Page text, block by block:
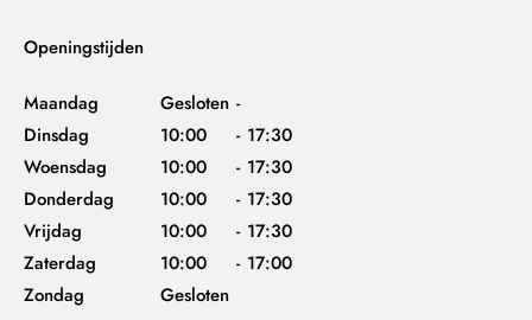
Openingstijden
Maandag Gesloten -
Dinsdag
10:00 - 17:30
Woensdag
10:00 - 17:30
Donderdag
10:00 - 17:30
Vrijdag
10:00 - 17:30
Zaterdag
10:00 - 17:00
Zondag
Gesloten